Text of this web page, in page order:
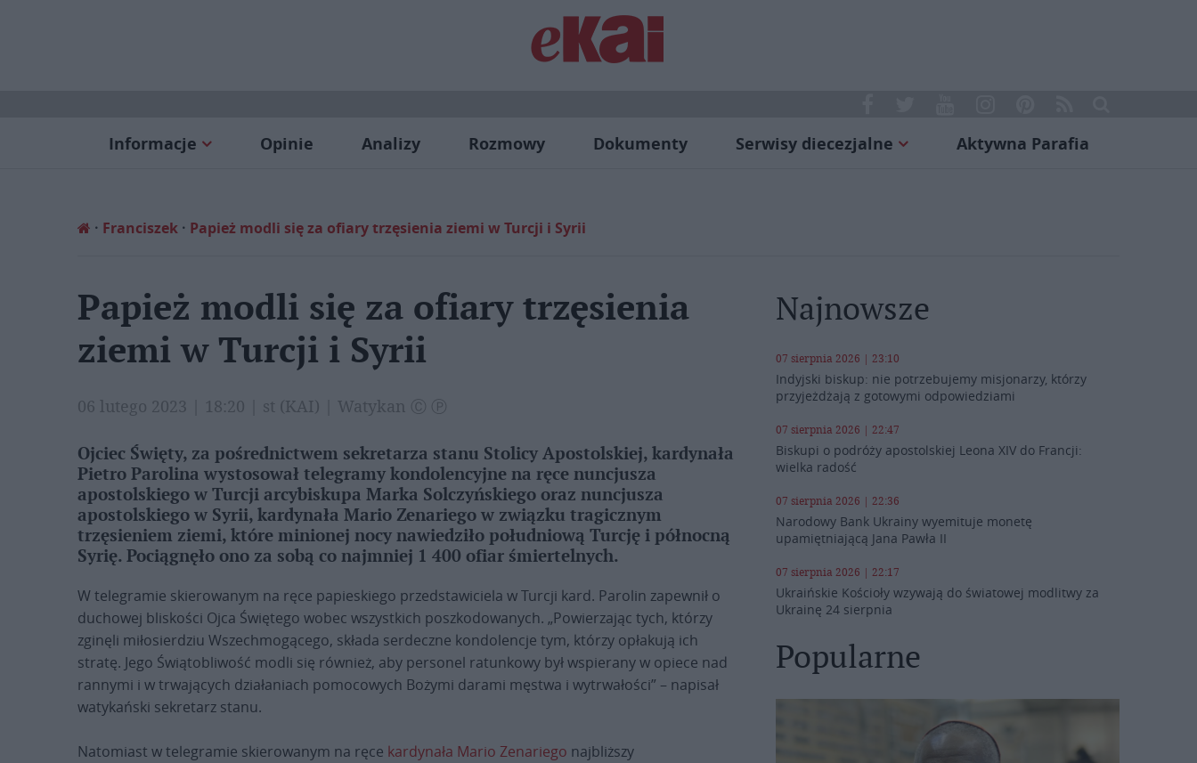
Informacje Opinie Analizy Rozmowy Dokumenty Serwisy diecezjalne Aktywna Parafia
Franciszek Papież modli się za ofiary trzęsienia ziemi w Turcji i Syrii
Papież modli się za ofiary trzęsienia
ziemi w Turcji i Syrii
06 lutego 2023 | 18:20 | st (KAI) | Watykan Ⓒ Ⓟ
Ojciec Święty, za pośrednictwem sekretarza stanu Stolicy Apostolskiej, kardynała
Pietro Parolina wystosował telegramy kondolencyjne na ręce nuncjusza
apostolskiego w Turcji arcybiskupa Marka Solczyńskiego oraz nuncjusza
apostolskiego w Syrii, kardynała Mario Zenariego w związku tragicznym
trzęsieniem ziemi, które minionej nocy nawiedziło południową Turcję i północną
Syrię. Pociągnęło ono za sobą co najmniej 1 400 ofiar śmiertelnych.
W telegramie skierowanym na ręce papieskiego przedstawiciela w Turcji kard. Parolin zapewnił o
duchowej bliskości Ojca Świętego wobec wszystkich poszkodowanych. „Powierzając tych, którzy
zginęli miłosierdziu Wszechmogącego, składa serdeczne kondolencje tym, którzy opłakują ich
stratę. Jego Świątobliwość modli się również, aby personel ratunkowy był wspierany w opiece nad
rannymi i w trwających działaniach pomocowych Bożymi darami męstwa i wytrwałości” – napisał
watykański sekretarz stanu.
Natomiast w telegramie skierowanym na ręce kardynała Mario Zenariego najbliższy
Najnowsze
07 sierpnia 2026 | 23:10
Indyjski biskup: nie potrzebujemy misjonarzy, którzy
przyjeżdżają z gotowymi odpowiedziami
07 sierpnia 2026 | 22:47
Biskupi o podróży apostolskiej Leona XIV do Francji:
wielka radość
07 sierpnia 2026 | 22:36
Narodowy Bank Ukrainy wyemituje monetę
upamiętniającą Jana Pawła II
07 sierpnia 2026 | 22:17
Ukraińskie Kościoły wzywają do światowej modlitwy za
Ukrainę 24 sierpnia
Popularne